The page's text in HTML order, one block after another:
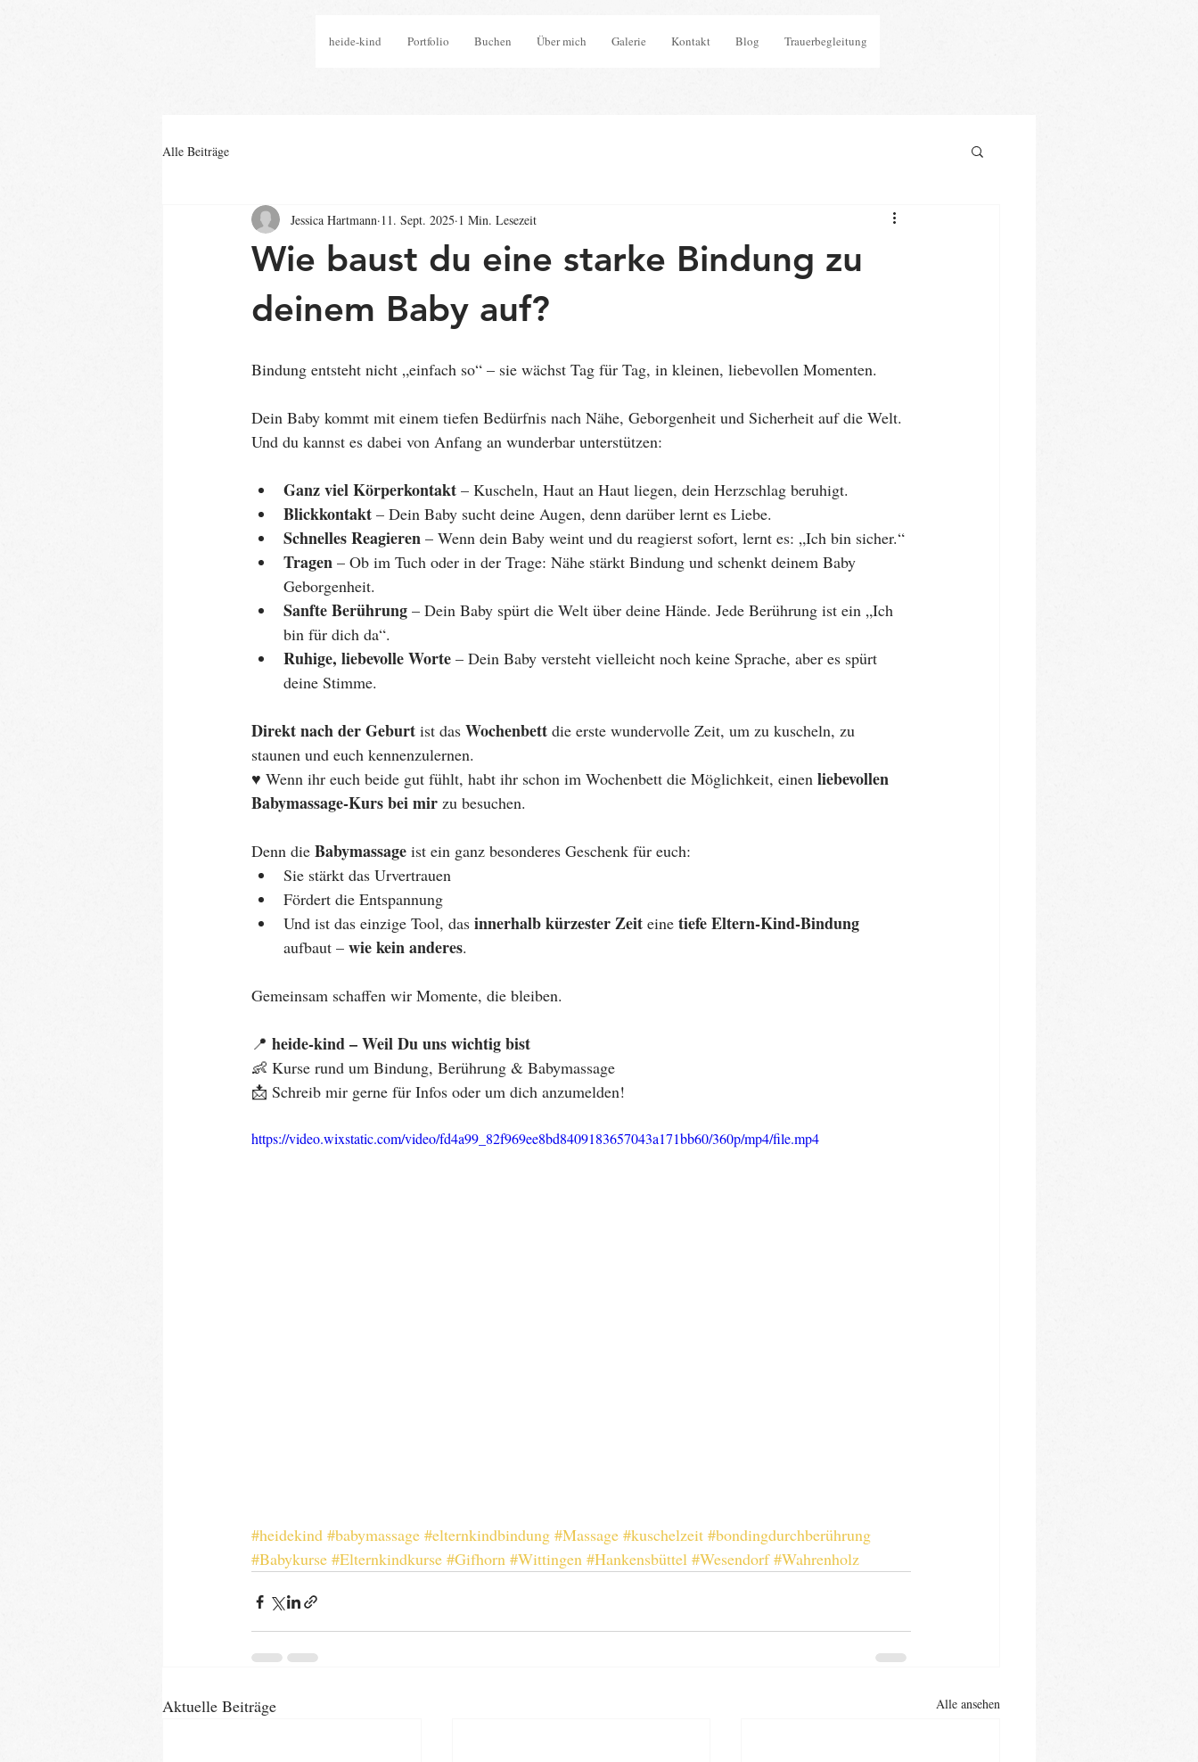
heide-kind Portfolio Buchen Über mich Galerie Kontakt Blog Trauerbegleitung
Alle Beiträge
Wie baust du eine starke Bindung zu
deinem Baby auf?
Jessica Hartmann 11. Sept. 2025 1 Min. Lesezeit
Bindung entsteht nicht „einfach so“ – sie wächst Tag für Tag, in kleinen, liebevollen Momenten.
Dein Baby kommt mit einem tiefen Bedürfnis nach Nähe, Geborgenheit und Sicherheit auf die Welt.
Und du kannst es dabei von Anfang an wunderbar unterstützen:
Ganz viel Körperkontakt – Kuscheln, Haut an Haut liegen, dein Herzschlag beruhigt.
Blickkontakt – Dein Baby sucht deine Augen, denn darüber lernt es Liebe.
Schnelles Reagieren – Wenn dein Baby weint und du reagierst sofort, lernt es: „Ich bin sicher.“
Tragen – Ob im Tuch oder in der Trage: Nähe stärkt Bindung und schenkt deinem Baby
Geborgenheit.
Sanfte Berührung – Dein Baby spürt die Welt über deine Hände. Jede Berührung ist ein „Ich
bin für dich da“.
Ruhige, liebevolle Worte – Dein Baby versteht vielleicht noch keine Sprache, aber es spürt
deine Stimme.
Direkt nach der Geburt ist das Wochenbett die erste wundervolle Zeit, um zu kuscheln, zu
staunen und euch kennenzulernen.
♥️ Wenn ihr euch beide gut fühlt, habt ihr schon im Wochenbett die Möglichkeit, einen liebevollen
Babymassage-Kurs bei mir zu besuchen.
Denn die Babymassage ist ein ganz besonderes Geschenk für euch:
Sie stärkt das Urvertrauen
Fördert die Entspannung
Und ist das einzige Tool, das innerhalb kürzester Zeit eine tiefe Eltern-Kind-Bindung
aufbaut – wie kein anderes.
Gemeinsam schaffen wir Momente, die bleiben.
📍 heide-kind – Weil Du uns wichtig bist
👶 Kurse rund um Bindung, Berührung & Babymassage
📩 Schreib mir gerne für Infos oder um dich anzumelden!
https://video.wixstatic.com/video/fd4a99_82f969ee8bd8409183657043a171bb60/360p/mp4/file.mp4
#heidekind #babymassage #elternkindbindung #Massage #kuschelzeit #bondingdurchberührung
#Babykurse #Elternkindkurse #Gifhorn #Wittingen #Hankensbüttel #Wesendorf #Wahrenholz
Aktuelle Beiträge Alle ansehen